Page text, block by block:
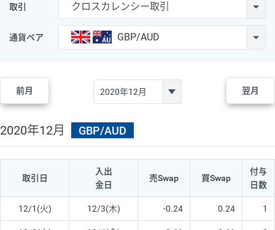
取引 クロスカレンシー取引
通貨ペア GBP/AUD
前月 翌月
2020年12月 GBP/AUD
取引日
入出
金日
売Swap 買Swap
付与
日数
12/1(火) 12/3(木) -0.24 0.24 1